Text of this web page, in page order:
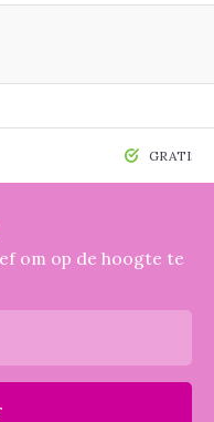
GRATIS
om op de hoogte te